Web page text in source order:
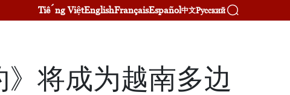
Tiếng ViệtEnglishFrançaisEspañol中文Русский
将成为越南多边